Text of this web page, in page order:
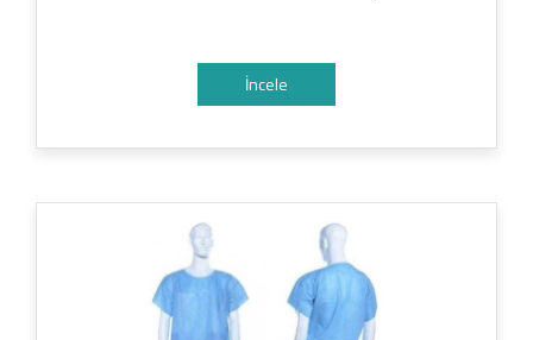
İncele